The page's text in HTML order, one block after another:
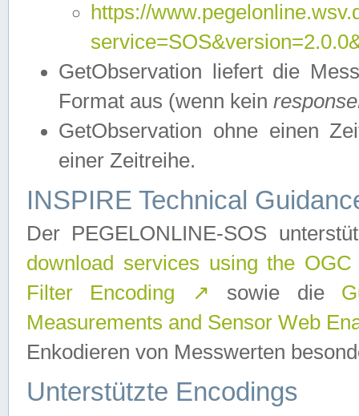
https://
GetObservation liefert die
Format aus (wenn kein
GetObservation ohne einen
einer Zeitreihe.
INSPIRE Technical
Der PEGELONLINE-SOS
download services using the
Filter Encoding
↗ sowie die
Measurements and Sensor Web
Enkodieren von Messwerten
Unterstützte Encodings